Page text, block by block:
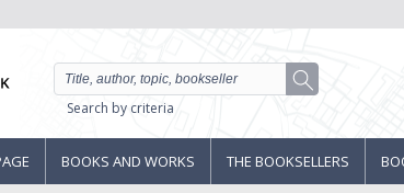
Search by criteria
BOOKS AND WORKS THE BOOKSELLERS